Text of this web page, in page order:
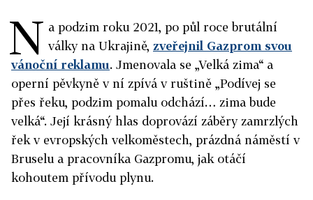
N a podzim roku 2021, po půl roce brutální
války na Ukrajině, zveřejnil Gazprom svou
vánoční reklamu. Jmenovala se „Velká zima“ a
operní pěvkyně v ní zpívá v ruštině „Podívej se
přes řeku, podzim pomalu odchází… zima bude
velká“. Její krásný hlas doprovází záběry zamrzlých
řek v evropských velkoměstech, prázdná náměstí v
Bruselu a pracovníka Gazpromu, jak otáčí
kohoutem přívodu plynu.